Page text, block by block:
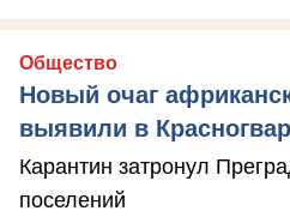
Общество
Новый очаг
выявили в
Карантин затронул
поселений